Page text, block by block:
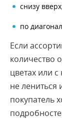
снизу
по
Если
количество
цветах или
не лениться
покупатель